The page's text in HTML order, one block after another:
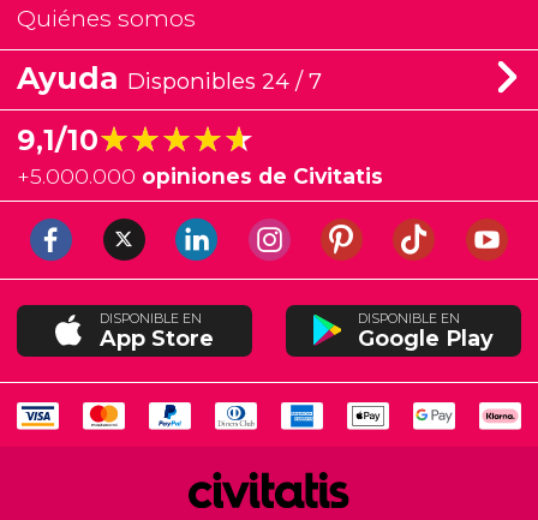
Quiénes somos
Ayuda Disponibles 24 / 7
9,1/10★★★★★
★★★★★
+5.000.000 opiniones de Civitatis
DISPONIBLE EN
App Store
DISPONIBLE EN
Google Play